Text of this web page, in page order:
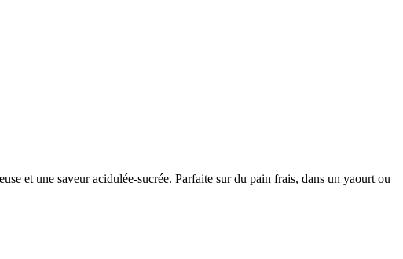
et une saveur acidulée-sucrée. Parfaite sur du pain frais, dans un yaourt ou